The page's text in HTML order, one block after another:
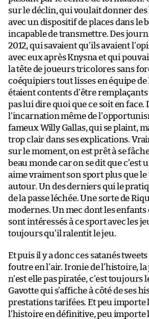
sur le déclin, qui voulait donner des
avec un dispositif de places dans le
incapable de transmettre. Des
2012, qui savaient qu’ils avaient
avec eux après Knysna et qui
la tête de joueurs tricolores sans
coéquipiers tout lisses en équipe de
étaient contents d’être remplaçants
pas lui dire quoi que ce soit en face.
l’incarnation même de
fameux Willy Gallas, qui se plaint,
trop clair dans ses explications.
sur le moment, on est prêt à se
beau monde car on se dit que c’est
aime vraiment son sport plus que le
autour. Un des derniers qui le
de la passe léchée. Une sorte de
modernes. Un mec dont les enfants
sont intéressés à ce sport avec les
toujours qu’il ralentit le jeu.
Et puis il y a donc ces satanés
foutre en l’air. Ironie de l’histoire,
n’est elle pas piratée, c’est toujours
Gavotte qui s’affiche à côté de ses
prestations tarifées. Et peu importe
l’histoire en définitive, peu importe